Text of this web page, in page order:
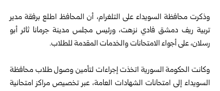
وذكرت محافظة السويداء على التلغرام، أن المحافظ اطلع برفقة مدير
تربية ريف دمشق فادي نزهت، ورئيس مجلس مدينة جرمانا ثائر أبو
رسلان، على أجواء الامتحانات والخدمات المقدمة للطلاب.
وكانت الحكومة السورية اتخذت إجراءات لتأمين وصول طلاب محافظة
السويداء إلى امتحانات الشهادات العامة، عبر تخصيص مراكز امتحانية